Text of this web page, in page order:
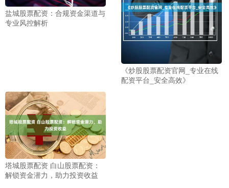
盐城股票配资：合规资金渠道与
专业风控解析
《炒股股票配资官网_专业在线
配资平台_安全高效》
塔城股票配资 白山股票配资：
解锁资金潜力，助力投资收益